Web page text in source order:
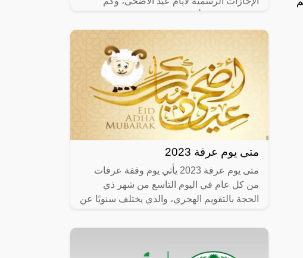
متى يوم عرفة 2023
متى يوم عرفة 2023 يأتي يوم وقفة عرفات
من كل عام في اليوم التاسع من شهر ذي
الحجة بالتقويم الهجري، والذي يختلف سنويًا عن